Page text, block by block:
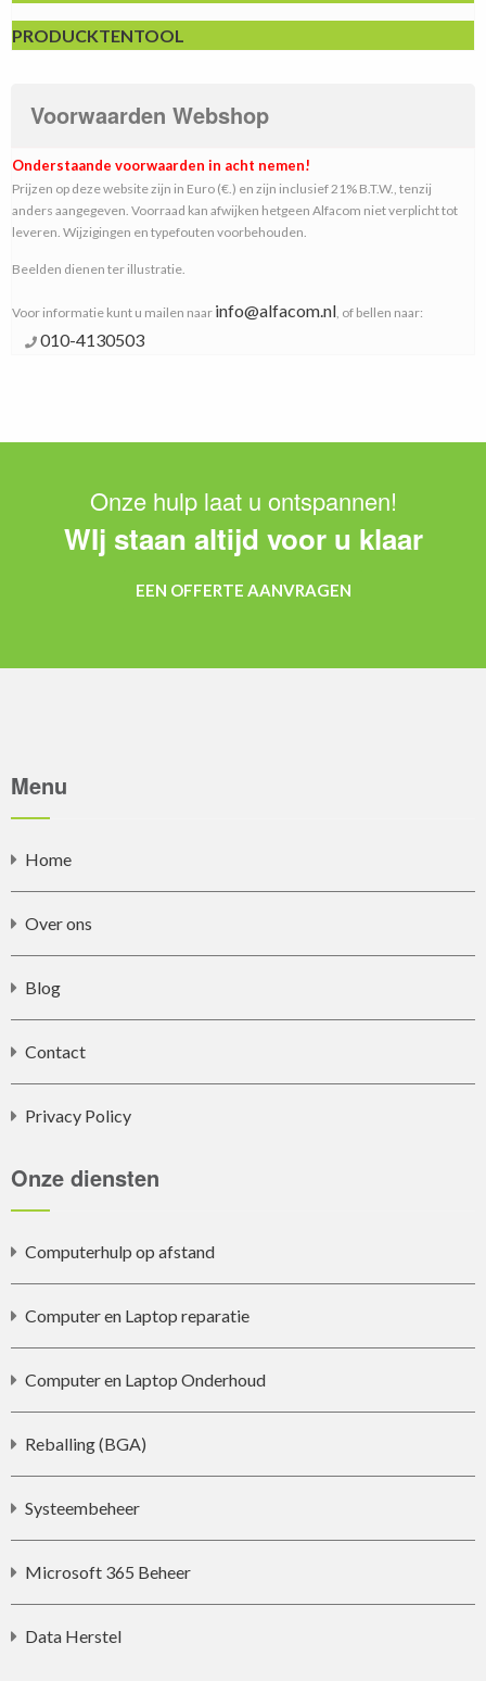
PRODUCKTENTOOL
Voorwaarden Webshop
Onderstaande voorwaarden in acht nemen!
Prijzen op deze website zijn in Euro (€.) en zijn inclusief 21% B.T.W., tenzij
anders aangegeven. Voorraad kan afwijken hetgeen Alfacom niet verplicht tot
leveren. Wijzigingen en typefouten voorbehouden.
Beelden dienen ter illustratie.
Voor informatie kunt u mailen naar info@alfacom.nl, of bellen naar:
010-4130503
Onze hulp laat u ontspannen!
WIj staan altijd voor u klaar
EEN OFFERTE AANVRAGEN
Menu
Home
Over ons
Blog
Contact
Privacy Policy
Onze diensten
Computerhulp op afstand
Computer en Laptop reparatie
Computer en Laptop Onderhoud
Reballing (BGA)
Systeembeheer
Microsoft 365 Beheer
Data Herstel